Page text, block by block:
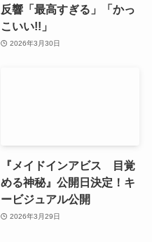
反響「最高すぎる」「かっ
こいい!!」
2026年3月30日
『メイドインアビス 目覚
める神秘』公開日決定！キ
ービジュアル公開
2026年3月29日